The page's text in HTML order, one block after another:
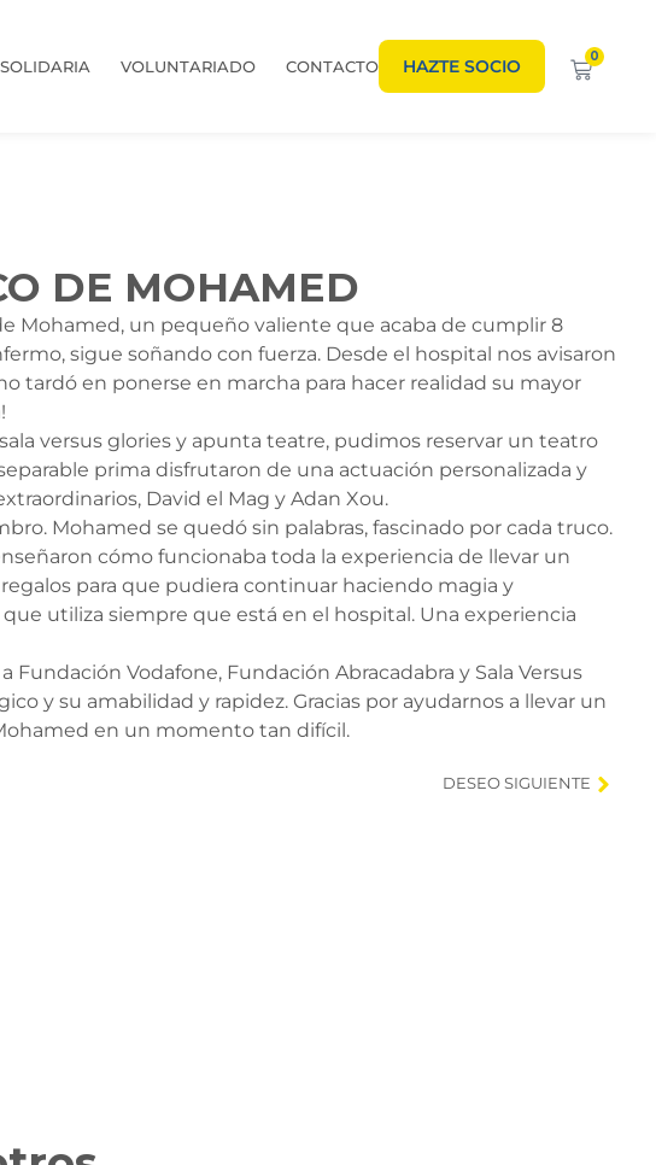
VOLUNTARIADO CONTACTO HAZTE SOCIO 0
DE MOHAMED
Mohamed, un pequeño valiente que acaba de cumplir 8
sigue soñando con fuerza. Desde el hospital nos avisaron
tardó en ponerse en marcha para hacer realidad su mayor
versus glories y apunta teatre, pudimos reservar un teatro
prima disfrutaron de una actuación personalizada y
David el Mag y Adan Xou.
Mohamed se quedó sin palabras, fascinado por cada truco.
cómo funcionaba toda la experiencia de llevar un
para que pudiera continuar haciendo magia y
utiliza siempre que está en el hospital. Una experiencia
Vodafone, Fundación Abracadabra y Sala Versus
y su amabilidad y rapidez. Gracias por ayudarnos a llevar un
en un momento tan difícil.
DESEO SIGUIENTE